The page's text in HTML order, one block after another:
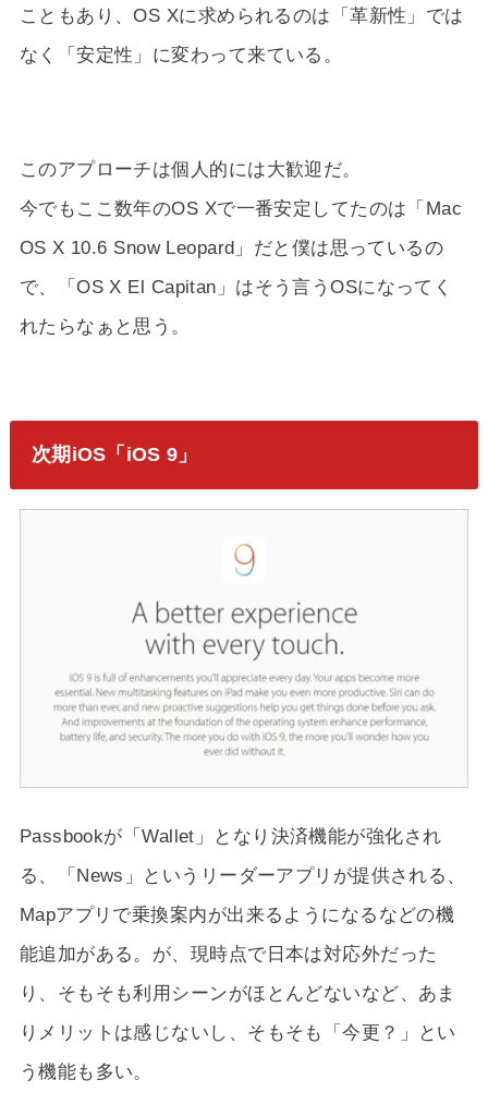
こともあり、OS Xに求められるのは「革新性」では
なく「安定性」に変わって来ている。
このアプローチは個人的には大歓迎だ。
今でもここ数年のOS Xで一番安定してたのは「Mac
OS X 10.6 Snow Leopard」だと僕は思っているの
で、「OS X El Capitan」はそう言うOSになってく
れたらなぁと思う。
次期iOS「iOS 9」
Passbookが「Wallet」となり決済機能が強化され
る、「News」というリーダーアプリが提供される、
Mapアプリで乗換案内が出来るようになるなどの機
能追加がある。が、現時点で日本は対応外だった
り、そもそも利用シーンがほとんどないなど、あま
りメリットは感じないし、そもそも「今更？」とい
う機能も多い。